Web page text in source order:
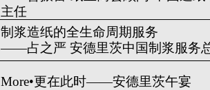
主任
制浆造纸的全生命周期服务
——占之严 安德里茨中国制浆服务
More•更在此时——安德里茨午宴